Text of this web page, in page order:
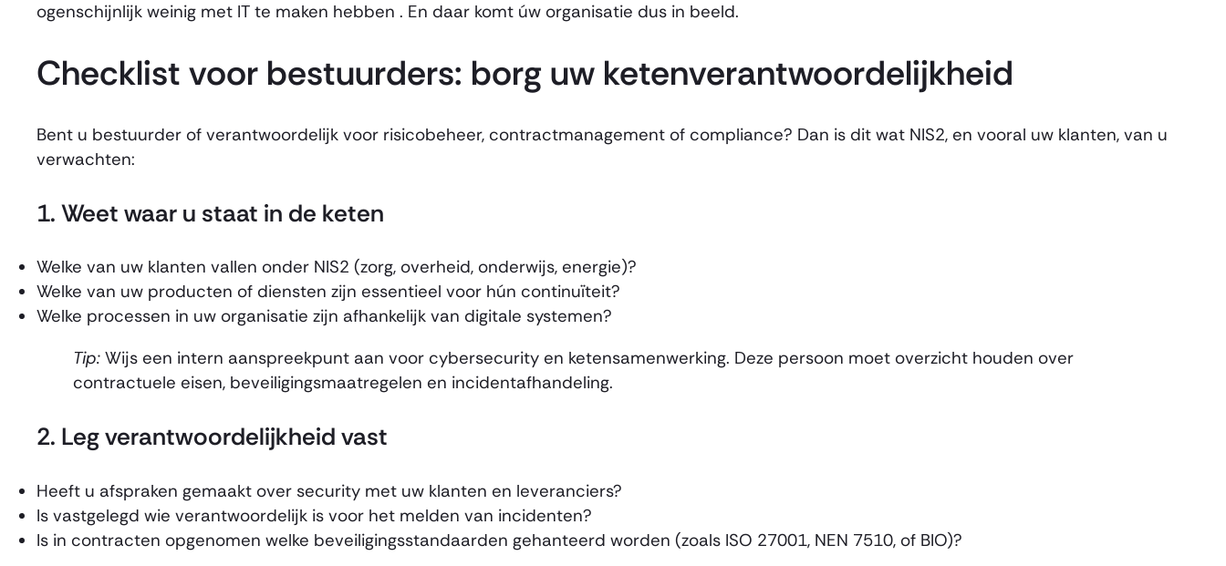
ogenschijnlijk weinig met IT te maken hebben . En daar komt úw organisatie dus in beeld.
Checklist voor bestuurders: borg uw ketenverantwoordelijkheid
Bent u bestuurder of verantwoordelijk voor risicobeheer, contractmanagement of compliance? Dan is dit wat NIS2, en vooral uw klanten, van u
verwachten:
1. Weet waar u staat in de keten
Welke van uw klanten vallen onder NIS2 (zorg, overheid, onderwijs, energie)?
Welke van uw producten of diensten zijn essentieel voor hún continuïteit?
Welke processen in uw organisatie zijn afhankelijk van digitale systemen?
Tip: Wijs een intern aanspreekpunt aan voor cybersecurity en ketensamenwerking. Deze persoon moet overzicht houden over
contractuele eisen, beveiligingsmaatregelen en incidentafhandeling.
2. Leg verantwoordelijkheid vast
Heeft u afspraken gemaakt over security met uw klanten en leveranciers?
Is vastgelegd wie verantwoordelijk is voor het melden van incidenten?
Is in contracten opgenomen welke beveiligingsstandaarden gehanteerd worden (zoals ISO 27001, NEN 7510, of BIO)?